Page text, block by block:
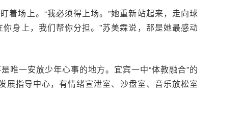
着场上。“我必须得上场。”她重新站起来，走向球
身上，我们帮你分担。”苏美霖说，那是她最感动
唯一安放少年心事的地方。宜宾一中“体教融合”的
指导中心，有情绪宣泄室、沙盘室、音乐放松室